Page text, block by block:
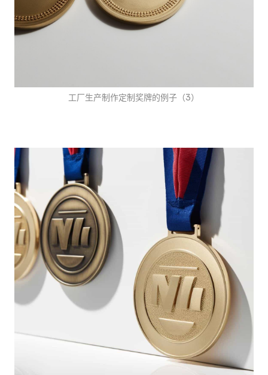
工厂生产制作定制奖牌的例子（3）